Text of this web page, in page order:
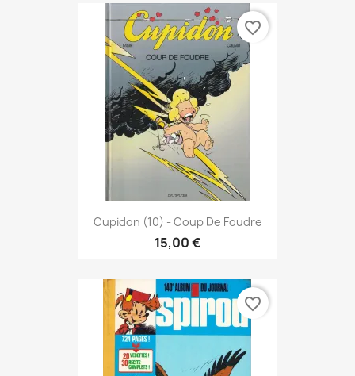
Cupidon (10) - Coup De Foudre
15,00 €
favorite_border
favorite_border